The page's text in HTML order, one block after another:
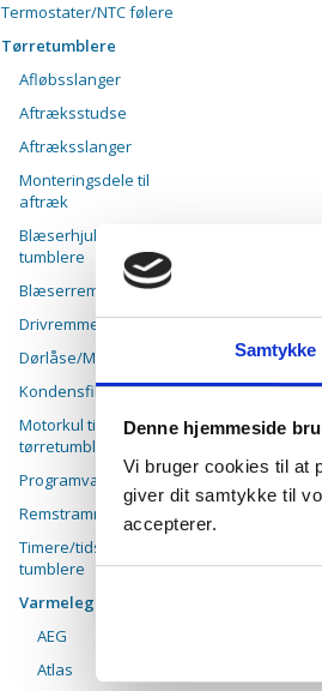
Samtykke
Denne hjemmeside
Vi bruger cookies til at
giver dit samtykke til
accepterer.
Termostater/NTC følere
Tørretumblere
Afløbsslanger
Aftræksstudse
Aftræksslanger
Monteringsdele til
aftræk
Blæserhjul til
tumblere
Blæserrem
Drivremme
Kondensfiltre
Motorkul til
tørretumbler
Programværk
Remstrammerhjul
Timere/tidsure til
tumblere
Varmelegemer
AEG
Atlas